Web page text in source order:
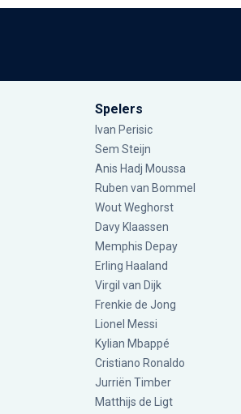
Spelers
Ivan Perisic
Sem Steijn
Anis Hadj Moussa
Ruben van Bommel
Wout Weghorst
Davy Klaassen
Memphis Depay
Erling Haaland
Virgil van Dijk
Frenkie de Jong
Lionel Messi
Kylian Mbappé
Cristiano Ronaldo
Jurriën Timber
Matthijs de Ligt